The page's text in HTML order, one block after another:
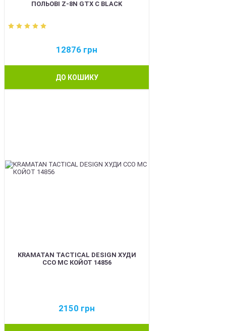
ПОЛЬОВІ Z-8N GTX C BLACK
12876 грн
ДО КОШИКУ
KRAMATAN TACTICAL DESIGN ХУДИ
ССО МС КОЙОТ 14856
2150 грн